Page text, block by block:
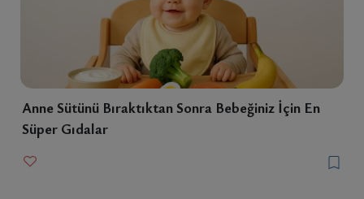
Anne Sütünü Bıraktıktan Sonra Bebeğiniz İçin En
Süper Gıdalar